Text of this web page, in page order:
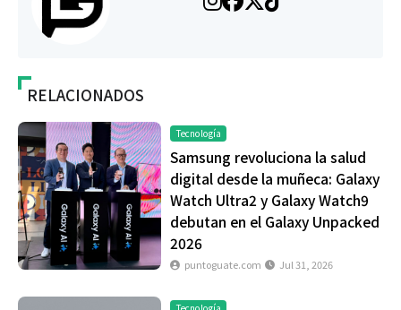
RELACIONADOS
Tecnología
Samsung revoluciona la salud
digital desde la muñeca: Galaxy
Watch Ultra2 y Galaxy Watch9
debutan en el Galaxy Unpacked
2026
puntoguate.com Jul 31, 2026